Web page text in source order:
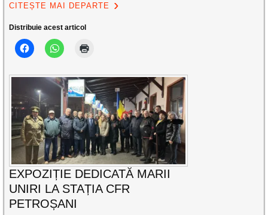
CITEȘTE MAI DEPARTE
Distribuie acest articol
EXPOZIȚIE DEDICATĂ MARII
UNIRI LA STAȚIA CFR
PETROȘANI